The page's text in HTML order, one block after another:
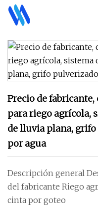
Precio de
para riego agrícola,
de lluvia plana,
por agua
Descripción general
del fabricante Riego
cinta por goteo